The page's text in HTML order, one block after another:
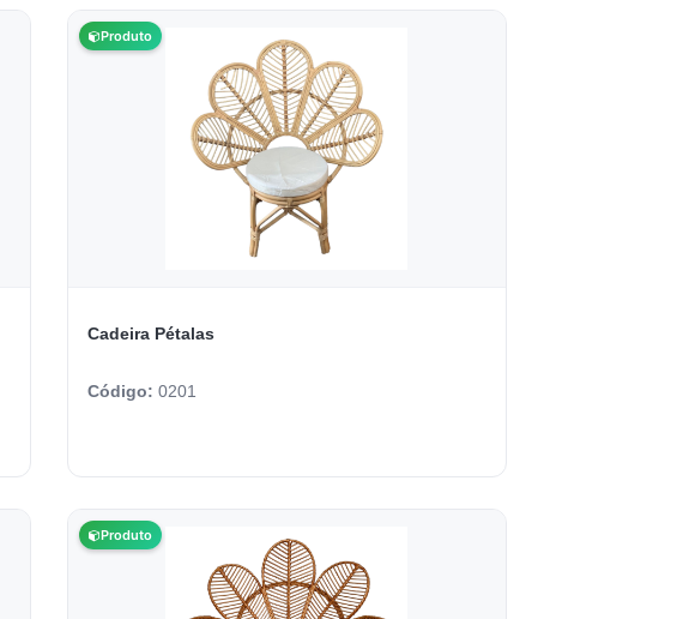
Produto
Cadeira Pétalas
Código: 0201
Produto